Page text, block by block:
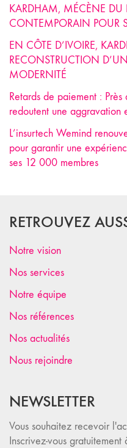
KARDHAM, MÉCÈNE DU
CONTEMPORAIN POUR
EN CÔTE D’IVOIRE,
RECONSTRUCTION
MODERNITÉ
Retards de paiement :
redoutent une aggravation
L’insurtech Wemind
pour garantir une
ses 12 000 membres
RETROUVEZ
Notre vision
Nos services
Notre équipe
Nos références
Nos actualités
Nous rejoindre
NEWSLETTER
Vous souhaitez recevoir
Inscrivez-vous